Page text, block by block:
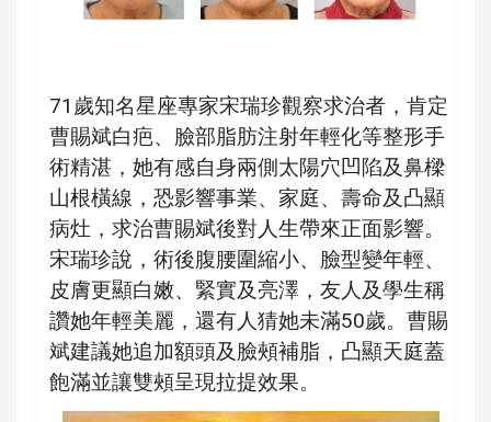
71歲知名星座專家宋瑞珍觀察求治者，肯定
曹賜斌白疤、臉部脂肪注射年輕化等整形手
術精湛，她有感自身兩側太陽穴凹陷及鼻樑
山根橫線，恐影響事業、家庭、壽命及凸顯
病灶，求治曹賜斌後對人生帶來正面影響。
宋瑞珍說，術後腹腰圍縮小、臉型變年輕、
皮膚更顯白嫩、緊實及亮澤，友人及學生稱
讚她年輕美麗，還有人猜她未滿50歲。曹賜
斌建議她追加額頭及臉頰補脂，凸顯天庭蓋
飽滿並讓雙頰呈現拉提效果。